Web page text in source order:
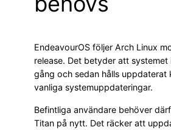
EndeavourOS följer Arch Linux
release. Det betyder att systemet
gång och sedan hålls uppdaterat
vanliga systemuppdateringar.
Befintliga användare behöver
Titan på nytt. Det räcker att